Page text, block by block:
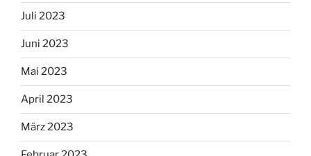
Juli 2023
Juni 2023
Mai 2023
April 2023
März 2023